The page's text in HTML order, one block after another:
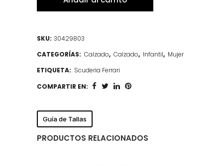
SKU: 30429803
CATEGORÍAS: Calzado, Calzado, Infantil, Mujer
ETIQUETA: Scuderia Ferrari
COMPARTIR EN:
Guía de Tallas
PRODUCTOS RELACIONADOS